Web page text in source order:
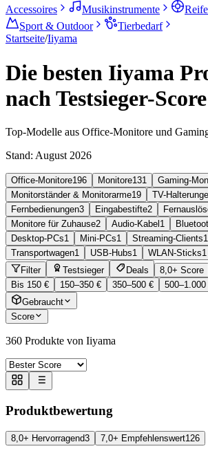
Accessoires
Musikinstrumente
Sport & Outdoor
Tierbedarf
Startseite/Iiyama
Die besten Iiyama
nach Testsieger-Score
Top-Modelle aus Office-Monitore und
Stand: August 2026
Office-Monitore196 Monitore131 Gaming-
Monitorständer & Monitorarme19 TV-
Fernbedienungen3 Eingabestifte2
Monitore für Zuhause2 Audio-Kabel 1
Desktop-PCs1 Mini-PCs1 Streaming-Clients1
Transportwagen1 USB-Hubs1 WLAN-Sticks1
Filter
Testsieger Deals 8,0+ Score
Bis 150 €
150–350 € 350–500 €
500–1.000
Gebraucht
Score
360 Produkte von Iiyama
Produktbewertung
8,0+ Hervorragend3 7,0+ Empfehlenswert126